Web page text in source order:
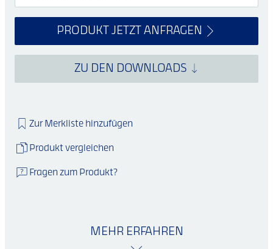
PRODUKT JETZT ANFRAGEN
ZU DEN DOWNLOADS
Zur Merkliste hinzufügen
Produkt vergleichen
Fragen zum Produkt?
MEHR ERFAHREN